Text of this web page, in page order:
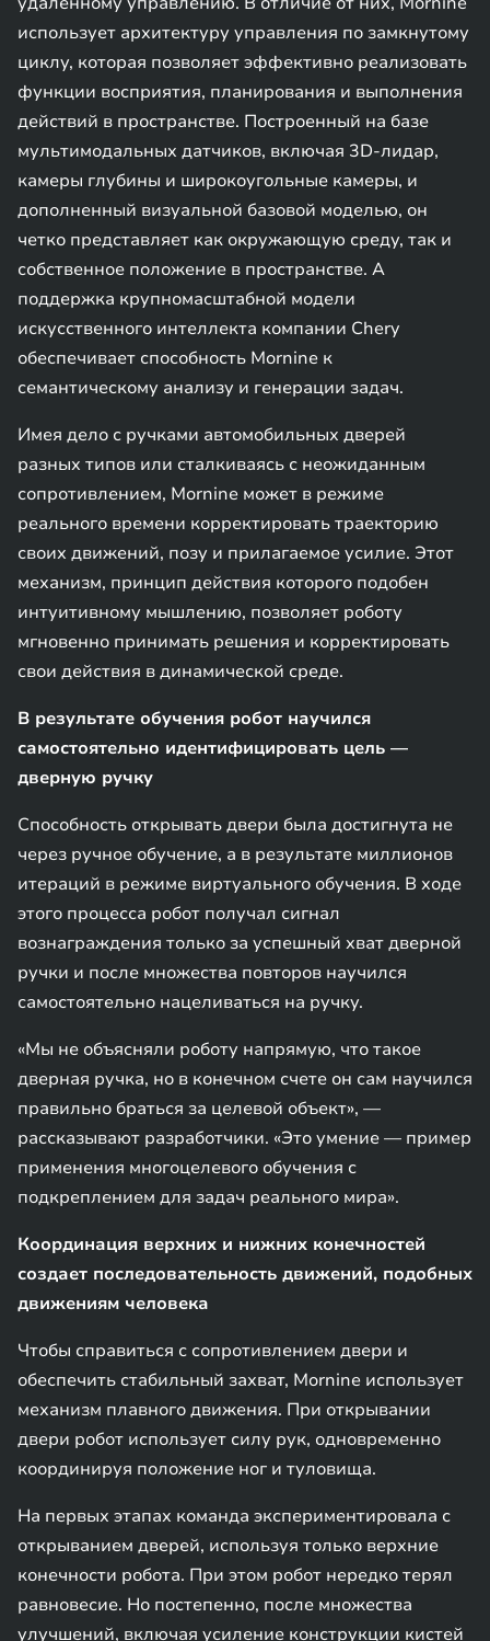
использует архитектуру управления по замкнутому
циклу, которая позволяет эффективно реализовать
функции восприятия, планирования и выполнения
действий в пространстве. Построенный на базе
мультимодальных датчиков, включая 3D-лидар,
камеры глубины и широкоугольные камеры, и
дополненный визуальной базовой моделью, он
четко представляет как окружающую среду, так и
собственное положение в пространстве. А
поддержка крупномасштабной модели
искусственного интеллекта компании Chery
обеспечивает способность Mornine к
семантическому анализу и генерации задач.
Имея дело с ручками автомобильных дверей
разных типов или сталкиваясь с неожиданным
сопротивлением, Mornine может в режиме
реального времени корректировать траекторию
своих движений, позу и прилагаемое усилие. Этот
механизм, принцип действия которого подобен
интуитивному мышлению, позволяет роботу
мгновенно принимать решения и корректировать
свои действия в динамической среде.
В результате обучения робот научился
самостоятельно идентифицировать цель —
дверную ручку
Способность открывать двери была достигнута не
через ручное обучение, а в результате миллионов
итераций в режиме виртуального обучения. В ходе
этого процесса робот получал сигнал
вознаграждения только за успешный хват дверной
ручки и после множества повторов научился
самостоятельно нацеливаться на ручку.
«Мы не объясняли роботу напрямую, что такое
дверная ручка, но в конечном счете он сам научился
правильно браться за целевой объект», —
рассказывают разработчики. «Это умение — пример
применения многоцелевого обучения с
подкреплением для задач реального мира».
Координация верхних и нижних конечностей
создает последовательность движений, подобных
движениям человека
Чтобы справиться с сопротивлением двери и
обеспечить стабильный захват, Mornine использует
механизм плавного движения. При открывании
двери робот использует силу рук, одновременно
координируя положение ног и туловища.
На первых этапах команда экспериментировала с
открыванием дверей, используя только верхние
конечности робота. При этом робот нередко терял
равновесие. Но постепенно, после множества
улучшений, включая усиление конструкции кистей